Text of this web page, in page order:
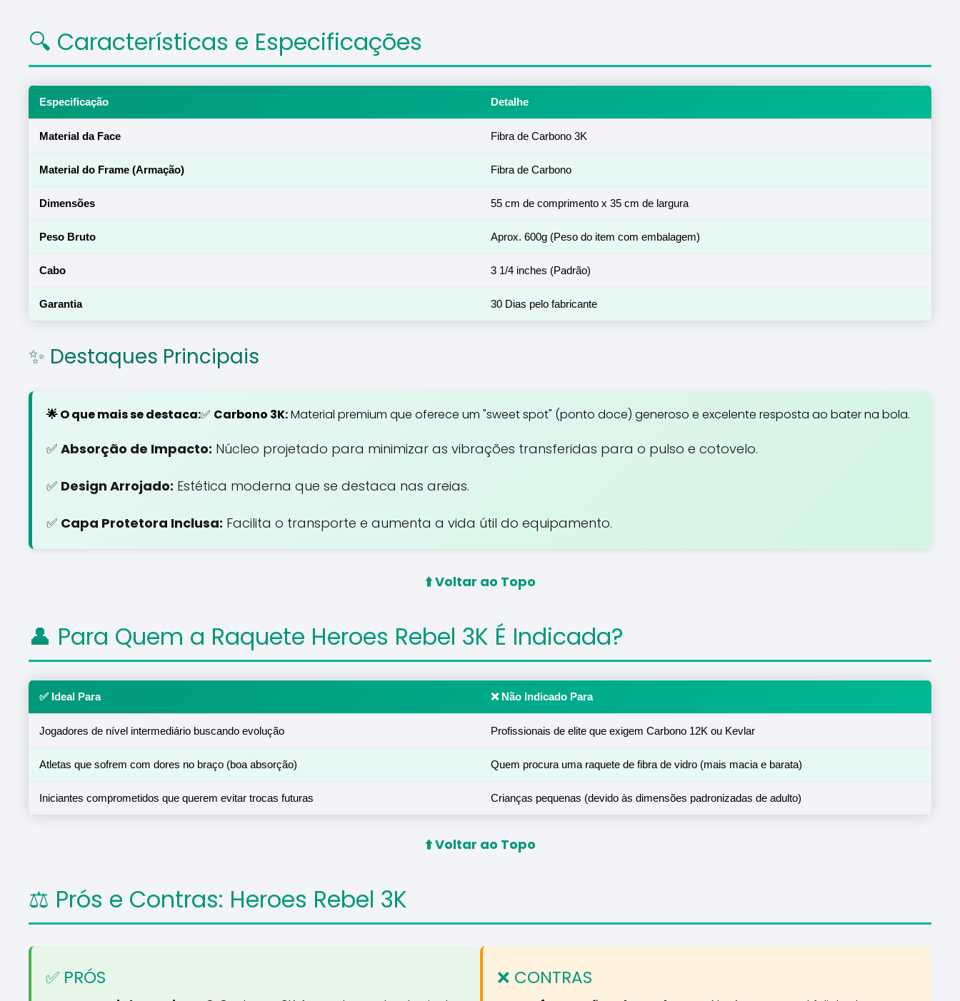
🔍 Características e Especificações
Especificação Detalhe
Material da Face Fibra de Carbono 3K
Material do Frame (Armação) Fibra de Carbono
Dimensões 55 cm de comprimento x 35 cm de largura
Peso Bruto Aprox. 600g (Peso do item com embalagem)
Cabo 3 1/4 inches (Padrão)
Garantia 30 Dias pelo fabricante
✨ Destaques Principais
🌟 O que mais se destaca:✅ Carbono 3K:Material premium que oferece um "sweet spot" (ponto doce) generoso e excelente resposta ao bater na bola.
✅ Absorção de Impacto: Núcleo projetado para minimizar as vibrações transferidas para o pulso e cotovelo.
✅ Design Arrojado: Estética moderna que se destaca nas areias.
✅ Capa Protetora Inclusa: Facilita o transporte e aumenta a vida útil do equipamento.
⬆️ Voltar ao Topo
👤 Para Quem a Raquete Heroes Rebel 3K É Indicada?
✅ Ideal Para ❌ Não Indicado Para
Jogadores de nível intermediário buscando evolução Profissionais de elite que exigem Carbono 12K ou Kevlar
Atletas que sofrem com dores no braço (boa absorção) Quem procura uma raquete de fibra de vidro (mais macia e barata)
Iniciantes comprometidos que querem evitar trocas futuras Crianças pequenas (devido às dimensões padronizadas de adulto)
⬆️ Voltar ao Topo
⚖️ Prós e Contras: Heroes Rebel 3K
✅ PRÓS ❌ CONTRAS